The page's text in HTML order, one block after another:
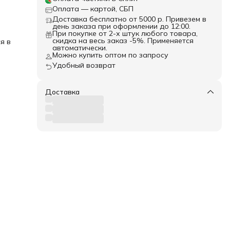
в
Оплата — картой, СБП
Доставка бесплатно от 5000 р. Привезем в
день заказа при оформлении до 12:00.
При покупке от 2-х штук любого товара,
скидка на весь заказ -5%. Применяется
автоматически.
Можно купить оптом по запросу
Удобный возврат
Доставка